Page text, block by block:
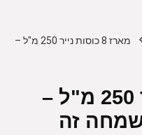
מארז 8 כוסות נייר 250 מ"ל –
מארז 8 כוסות נייר 250 מ"ל –
זה